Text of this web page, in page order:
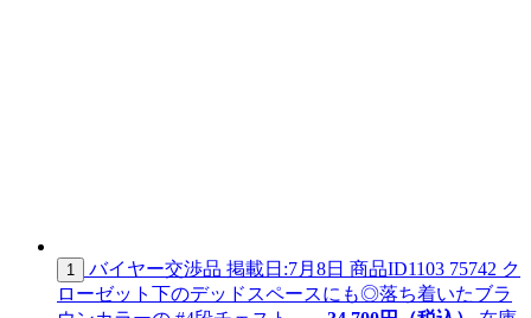
1 バイヤー交渉品 掲載日:7月8日 商品ID1103 75742 ク
ローゼット下のデッドスペースにも◎落ち着いたブラ